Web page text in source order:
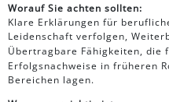
Worauf Sie achten sollten:
Klare Erklärungen für
Leidenschaft verfolgen,
Übertragbare Fähigkeiten, die
Erfolgsnachweise in früheren
Bereichen lagen.